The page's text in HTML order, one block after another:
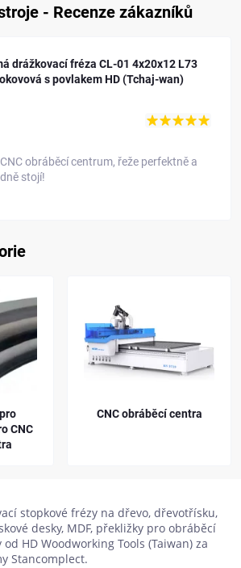
- Recenze zákazníků
drážkovací fréza CL-01 6x20x12 L75
s povlakem HD (Tchaj-wan)
velká spokojenost.
Kleštiny ER
stopkové frézy na dřevo, dřevotřísku,
desky, MDF, překližky pro obráběcí
HD Woodworking Tools (Taiwan) za
Stancomplect.